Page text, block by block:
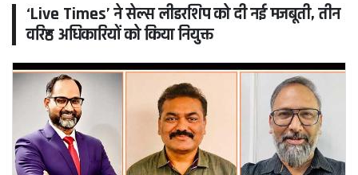
‘Live Times’ ने सेल्स लीडरशिप को दी नई मजबूती, तीन
वरिष्ठ अधिकारियों को किया नियुक्त